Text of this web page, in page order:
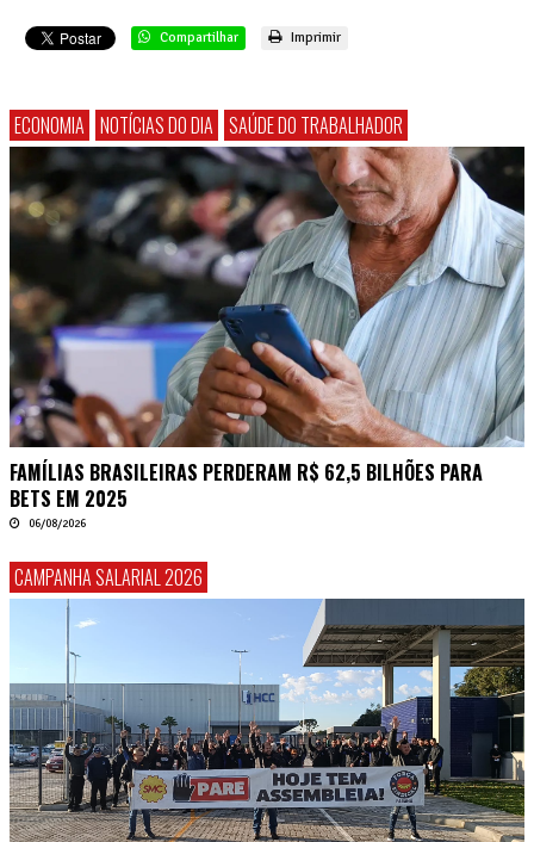
Compartilhar Imprimir
ECONOMIA NOTÍCIAS DO DIA SAÚDE DO TRABALHADOR
FAMÍLIAS BRASILEIRAS PERDERAM R$ 62,5 BILHÕES PARA
BETS EM 2025
06/08/2026
CAMPANHA SALARIAL 2026